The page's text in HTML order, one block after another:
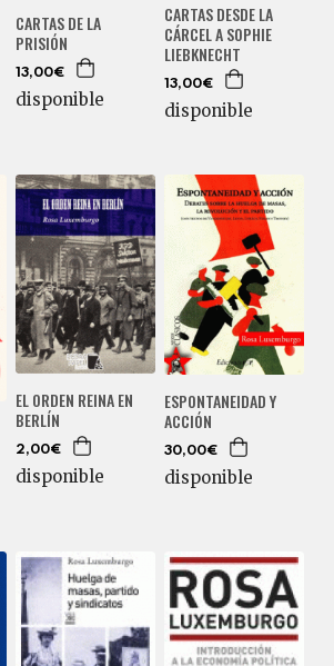
CARTAS DE LA
PRISIÓN
13,00€
disponible
CARTAS DESDE LA
CÁRCEL A SOPHIE
LIEBKNECHT
13,00€
disponible
EL ORDEN REINA EN
BERLÍN
2,00€
disponible
ESPONTANEIDAD Y
ACCIÓN
30,00€
disponible